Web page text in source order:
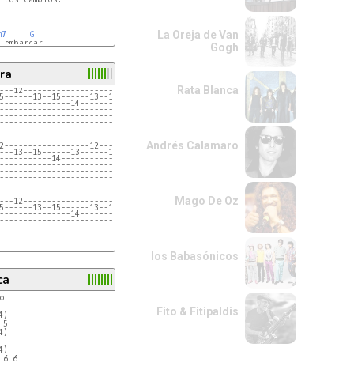
G
12----------------------12-------------------|
13--15------13--15------13--15------13---|
14----------------------14-------|
|
|
|
12-------------------|
13--15------13------15--12-----------|
14------------------14--12---|
|
|
|
12----------------------12-------------------|
13--15------13--15------13--15------13---|
14----------------------14-------|
|
pruébenlo.
6
La Oreja de Van
Gogh
Rata Blanca
Andrés Calamaro
Mago De Oz
los Babasónicos
Fito & Fitipaldis